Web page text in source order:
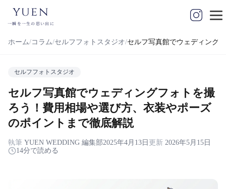
yuen
一瞬を一生の思い出に
ホーム コラム セルフフォトスタジオ セルフ写真館でウェディング
セルフフォトスタジオ
セルフ写真館でウェディングフォトを撮
ろう！費用相場や選び方、衣装やポーズ
のポイントまで徹底解説
執筆 YUEN WEDDING 編集部2025年4月13日 更新 2026年5月15日
14分で読める